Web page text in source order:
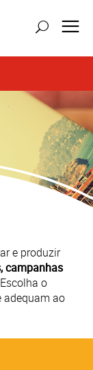
e produzir
campanhas
o
adequam ao